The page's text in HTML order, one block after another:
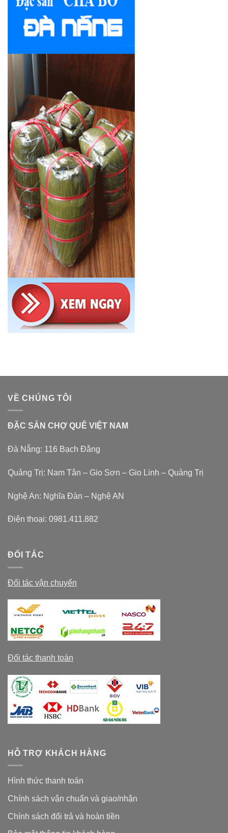
VỀ CHÚNG TÔI
ĐẶC SẢN CHỢ QUÊ VIỆT NAM
Đà Nẵng: 116 Bạch Đằng
Quảng Trị: Nam Tân – Gio Sơn – Gio Linh – Quảng Trị
Nghệ An: Nghĩa Đàn – Nghệ AN
Điện thoại: 0981.411.882
ĐỐI TÁC
Đối tác vận chuyển
Đối tác thanh toán
HỖ TRỢ KHÁCH HÀNG
Hình thức thanh toán
Chính sách vận chuẩn và giao/nhận
Chính sách đổi trả và hoàn tiền